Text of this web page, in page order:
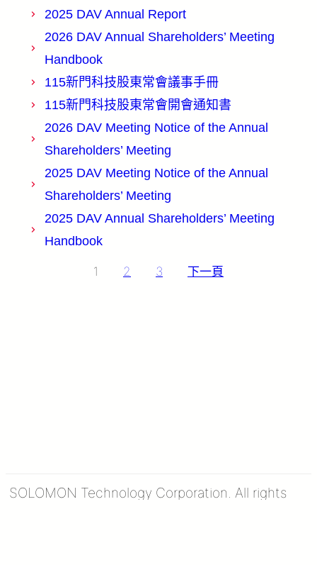
2025 DAV Annual Report
2026 DAV Annual Shareholders’ Meeting
Handbook
115新門科技股東常會議事手冊
115新門科技股東常會開會通知書
2026 DAV Meeting Notice of the Annual
Shareholders’ Meeting
2025 DAV Meeting Notice of the Annual
Shareholders’ Meeting
2025 DAV Annual Shareholders’ Meeting
Handbook
1 2 3 下一頁
SOLOMON Technology Corporation. All rights